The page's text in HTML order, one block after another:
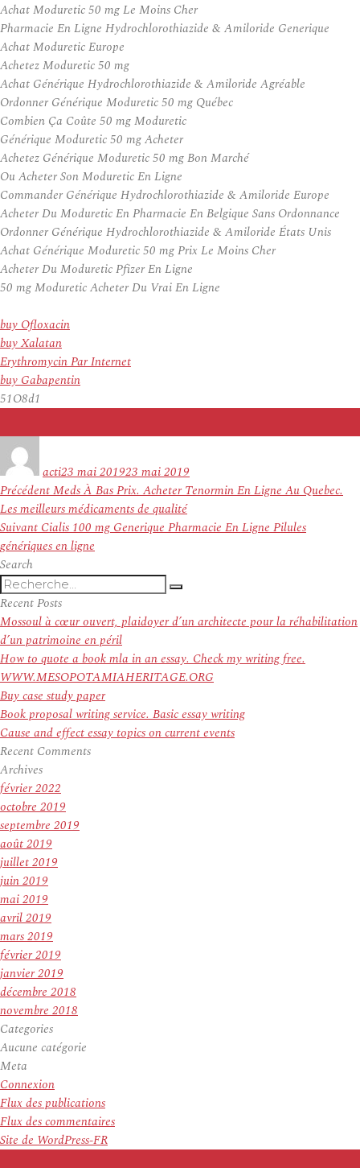
Achat Moduretic 50 mg Le Moins Cher
Pharmacie En Ligne Hydrochlorothiazide & Amiloride Generique
Achat Moduretic Europe
Achetez Moduretic 50 mg
Achat Générique Hydrochlorothiazide & Amiloride Agréable
Ordonner Générique Moduretic 50 mg Québec
Combien Ça Coûte 50 mg Moduretic
Générique Moduretic 50 mg Acheter
Achetez Générique Moduretic 50 mg Bon Marché
Ou Acheter Son Moduretic En Ligne
Commander Générique Hydrochlorothiazide & Amiloride Europe
Acheter Du Moduretic En Pharmacie En Belgique Sans Ordonnance
Ordonner Générique Hydrochlorothiazide & Amiloride États Unis
Achat Générique Moduretic 50 mg Prix Le Moins Cher
Acheter Du Moduretic Pfizer En Ligne
50 mg Moduretic Acheter Du Vrai En Ligne
buy Ofloxacin
buy Xalatan
Erythromycin Par Internet
buy Gabapentin
51O8d1
actile
23 mai 201923 mai 2019
Navigation
de
l’article
PrécédentArticle
précédent :
Meds À Bas Prix. Acheter Tenormin En Ligne Au Quebec.
Les meilleurs médicaments de qualité
Suivant Article
suivant :
Cialis 100 mg Generique Pharmacie En Ligne Pilules
génériques en ligne
Search
Recherche
pour
:
Recherche
Recent Posts
Mossoul à cœur ouvert, plaidoyer d’un architecte pour la réhabilitation
d’un patrimoine en péril
How to quote a book mla in an essay. Check my writing free.
WWW.MESOPOTAMIAHERITAGE.ORG
Buy case study paper
Book proposal writing service. Basic essay writing
Cause and effect essay topics on current events
Recent Comments
Archives
février 2022
octobre 2019
septembre 2019
août 2019
juillet 2019
juin 2019
mai 2019
avril 2019
mars 2019
février 2019
janvier 2019
décembre 2018
novembre 2018
Categories
Aucune catégorie
Meta
Connexion
Flux des publications
Flux des commentaires
Site de WordPress-FR